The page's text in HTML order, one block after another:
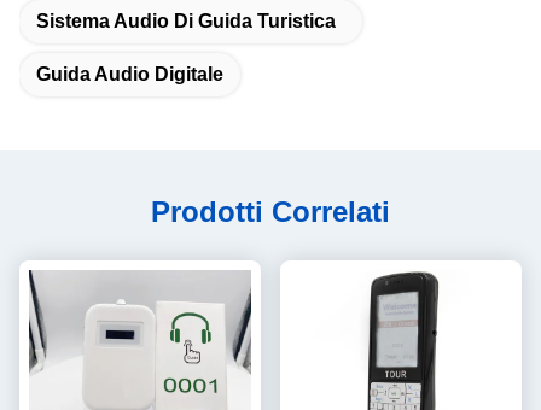
Sistema Audio Di Guida Turistica
Guida Audio Digitale
Prodotti Correlati